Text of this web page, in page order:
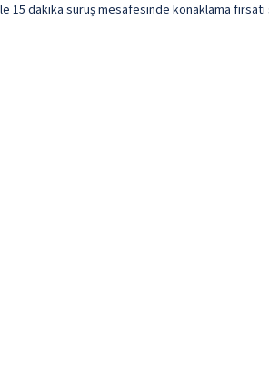
dakika sürüş mesafesinde konaklama